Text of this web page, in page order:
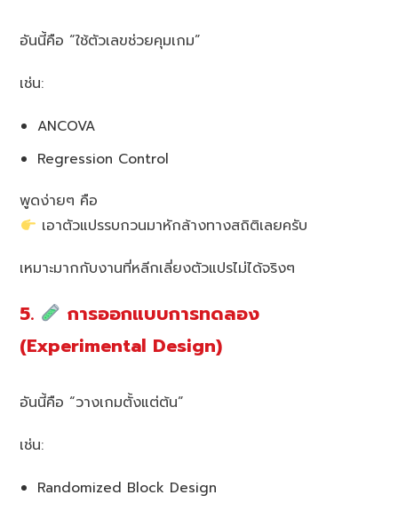
อันนี้คือ “ใช้ตัวเลขช่วยคุมเกม”
เช่น:
ANCOVA
Regression Control
พูดง่ายๆ คือ
เอาตัวแปรรบกวนมาหักล้างทางสถิติเลยครับ
เหมาะมากกับงานที่หลีกเลี่ยงตัวแปรไม่ได้จริงๆ
5.
การออกแบบการทดลอง
(Experimental Design)
อันนี้คือ “วางเกมตั้งแต่ต้น”
เช่น:
Randomized Block Design